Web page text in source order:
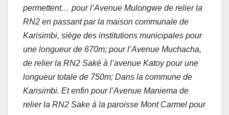
permettent… pour l’Avenue Mulongwe de relier la
RN2 en passant par la maison communale de
Karisimbi, siège des institutions municipales pour
une longueur de 670m; pour l’Avenue Muchacha,
de relier la RN2 Saké à l’avenue Katoy pour une
longueur totale de 750m; Dans la commune de
Karisimbi. Et enfin pour l’Avenue Maniema de
relier la RN2 Sake à la paroisse Mont Carmel pour